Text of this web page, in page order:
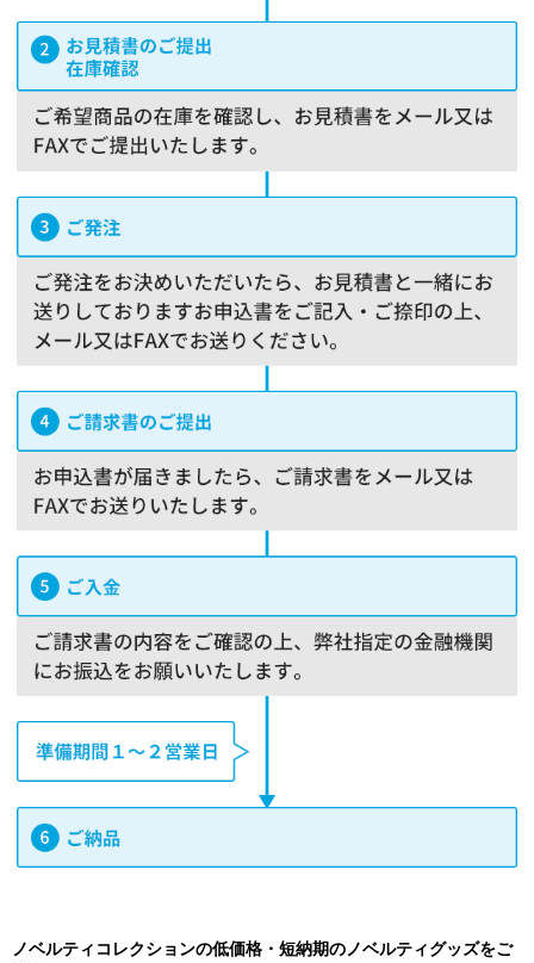
ノベルティコレクションの低価格・短納期のノベルティグッズをご